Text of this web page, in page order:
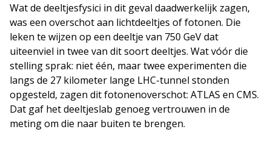
Wat de deeltjesfysici in dit geval daadwerkelijk zagen,
was een overschot aan lichtdeeltjes of fotonen. Die
leken te wijzen op een deeltje van 750 GeV dat
uiteenviel in twee van dit soort deeltjes. Wat vóór die
stelling sprak: niet één, maar twee experimenten die
langs de 27 kilometer lange LHC-tunnel stonden
opgesteld, zagen dit fotonenoverschot: ATLAS en CMS.
Dat gaf het deeltjeslab genoeg vertrouwen in de
meting om die naar buiten te brengen.